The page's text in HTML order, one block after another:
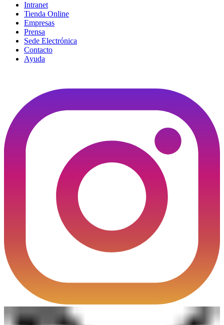
Intranet
Tienda Online
Empresas
Prensa
Sede Electrónica
Contacto
Ayuda